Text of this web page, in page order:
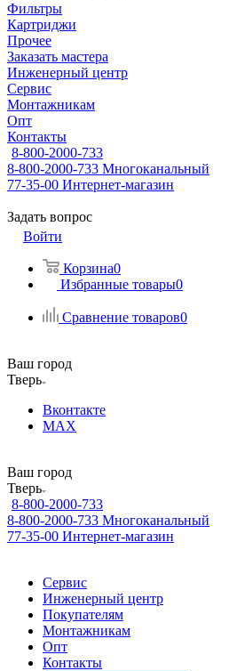
Фильтры
Картриджи
Прочее
Заказать мастера
Инженерный центр
Сервис
Монтажникам
Опт
Контакты
8-800-2000-733
8-800-2000-733 Многоканальный
77-35-00 Интернет-магазин
Задать вопрос
Войти
Корзина0
Избранные товары0
Сравнение товаров0
Ваш город
Тверь
Вконтакте
MAX
Ваш город
Тверь
8-800-2000-733
8-800-2000-733 Многоканальный
77-35-00 Интернет-магазин
Сервис
Инженерный центр
Покупателям
Монтажникам
Опт
Контакты